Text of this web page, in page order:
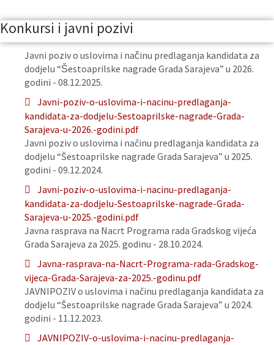
Konkursi i javni pozivi
Javni poziv o uslovima i načinu predlaganja kandidata za
dodjelu “Šestoaprilske nagrade Grada Sarajeva” u 2026.
godini - 08.12.2025.
Javni-poziv-o-uslovima-i-nacinu-predlaganja-
kandidata-za-dodjelu-Sestoaprilske-nagrade-Grada-
Sarajeva-u-2026.-godini.pdf
Javni poziv o uslovima i načinu predlaganja kandidata za
dodjelu “Šestoaprilske nagrade Grada Sarajeva” u 2025.
godini - 09.12.2024.
Javni-poziv-o-uslovima-i-nacinu-predlaganja-
kandidata-za-dodjelu-Sestoaprilske-nagrade-Grada-
Sarajeva-u-2025.-godini.pdf
Javna rasprava na Nacrt Programa rada Gradskog vijeća
Grada Sarajeva za 2025. godinu - 28.10.2024.
Javna-rasprava-na-Nacrt-Programa-rada-Gradskog-
vijeca-Grada-Sarajeva-za-2025.-godinu.pdf
JAVNIPOZIV o uslovima i načinu predlaganja kandidata za
dodjelu “Šestoaprilske nagrade Grada Sarajeva” u 2024.
godini - 11.12.2023.
JAVNIPOZIV-o-uslovima-i-nacinu-predlaganja-